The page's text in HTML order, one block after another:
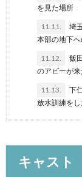
を見た場所
11.11.
埼
本部の地下へ
11.12.
飯
のアビーが来
11.13.
下
放水訓練を
キャスト